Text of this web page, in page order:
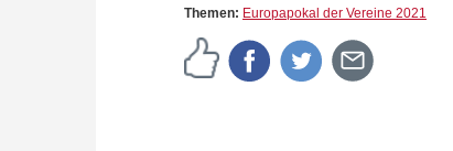
Themen: Europapokal der Vereine 2021